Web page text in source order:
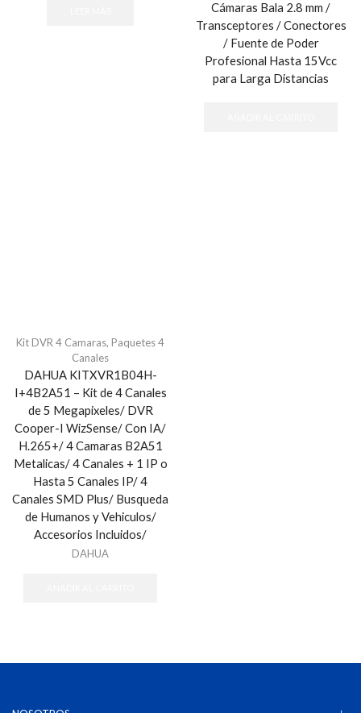
Cámaras Bala 2.8 mm /
Transceptores / Conectores
/ Fuente de Poder
Profesional Hasta 15Vcc
para Larga Distancias
Kit DVR 4 Camaras, Paquetes 4
Canales
DAHUA KITXVR1B04H-
I+4B2A51 – Kit de 4 Canales
de 5 Megapixeles/ DVR
Cooper-I WizSense/ Con IA/
H.265+/ 4 Camaras B2A51
Metalicas/ 4 Canales + 1 IP o
Hasta 5 Canales IP/ 4
Canales SMD Plus/ Busqueda
de Humanos y Vehiculos/
Accesorios Incluidos/
DAHUA